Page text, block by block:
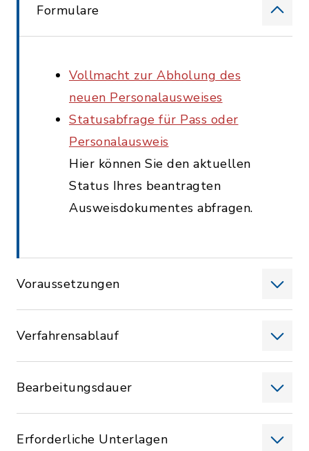
Formulare
Vollmacht zur Abholung des
neuen Personalausweises
Statusabfrage für Pass oder
Personalausweis
Hier können Sie den aktuellen
Status Ihres beantragten
Ausweisdokumentes abfragen.
Voraussetzungen
Verfahrensablauf
Bearbeitungsdauer
Erforderliche Unterlagen